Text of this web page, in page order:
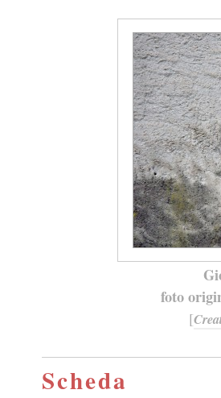
foto
[
Scheda